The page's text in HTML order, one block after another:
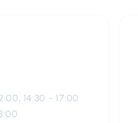
14:30 - 17:00